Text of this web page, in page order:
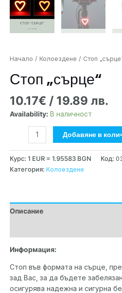
Начало / Колоездене / Стоп
Стоп „сърце“
10.17€ / 19.89 лв.
Availability: В наличност
Добавяне в
Курс: 1 EUR = 1.95583 BGN Код:
Категория: Колоездене
Описание
Информация:
Стоп във формата на сърце,
зад Вас, за да бъдете
осигурява надежна и сигурна